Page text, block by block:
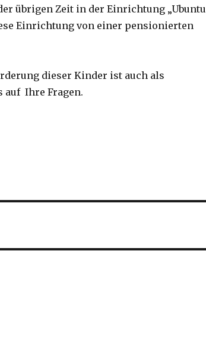
übrigen Zeit in der Einrichtung „Ubuntu
Einrichtung von einer pensionierten
dieser Kinder ist auch als
auf Ihre Fragen.